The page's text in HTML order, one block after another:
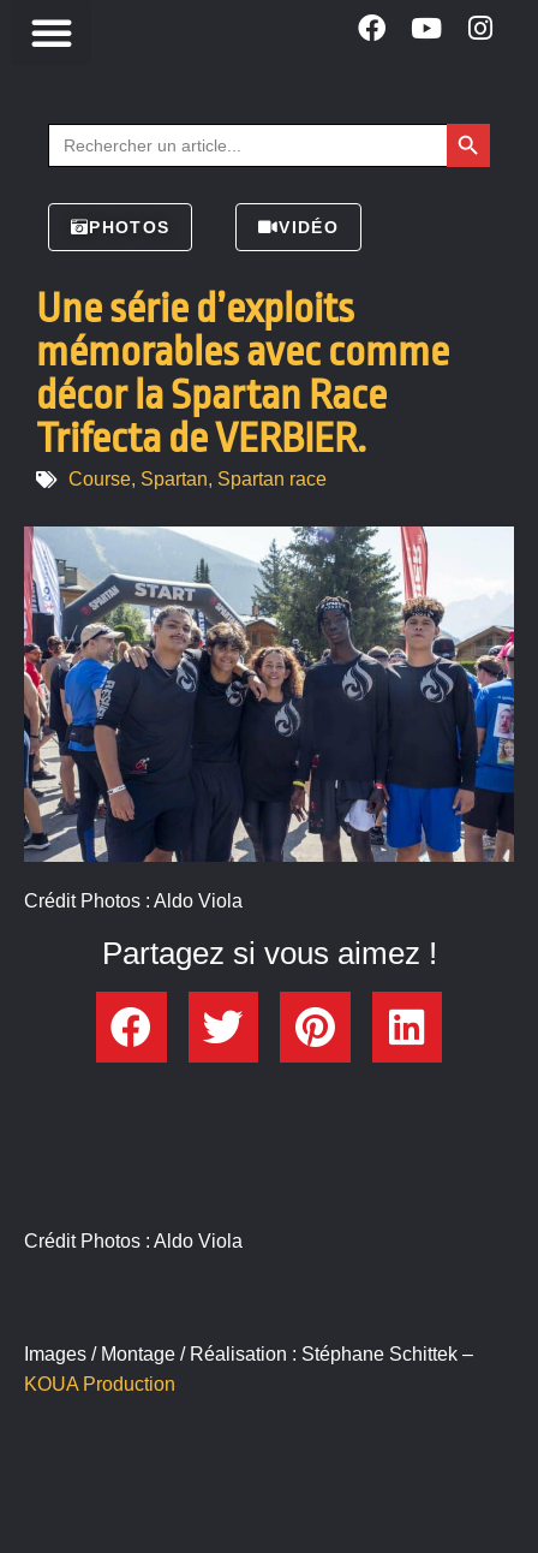
Search
for:
Search Button
PHOTOS VIDÉO
Une série d’exploits
mémorables avec comme
décor la Spartan Race
Trifecta de VERBIER.
Course, Spartan, Spartan race
Crédit Photos : Aldo Viola
Partagez si vous aimez !
Crédit Photos : Aldo Viola
Images / Montage / Réalisation : Stéphane Schittek –
KOUA Production